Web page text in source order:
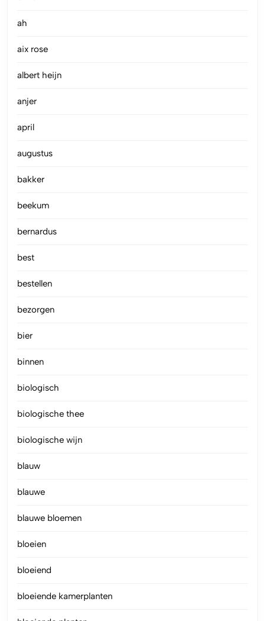
ah
aix rose
albert heijn
anjer
april
augustus
bakker
beekum
bernardus
best
bestellen
bezorgen
bier
binnen
biologisch
biologische thee
biologische wijn
blauw
blauwe
blauwe bloemen
bloeien
bloeiend
bloeiende kamerplanten